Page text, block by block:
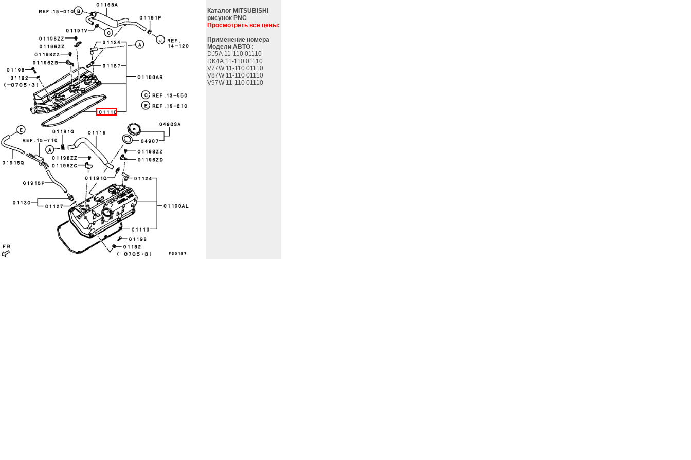
Каталог MITSUBISHI
рисунок PNC
Просмотреть все цены:
Применение номера
Модели АВТО :
DJ5A 11-110 01110
DK4A 11-110 01110
V77W 11-110 01110
V87W 11-110 01110
V97W 11-110 01110